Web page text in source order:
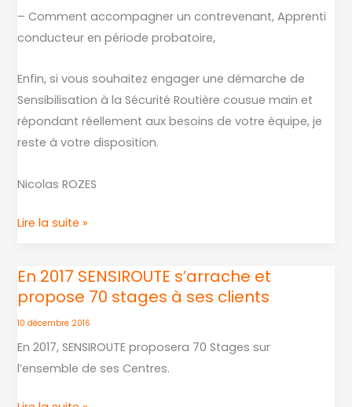
– Comment accompagner un contrevenant, Apprenti
conducteur en période probatoire,
Enfin, si vous souhaitez engager une démarche de
Sensibilisation à la Sécurité Routière cousue main et
répondant réellement aux besoins de votre équipe, je
reste à votre disposition.
Nicolas ROZES
Lire la suite »
En 2017 SENSIROUTE s’arrache et
propose 70 stages à ses clients
10 décembre 2016
En 2017, SENSIROUTE proposera 70 Stages sur
l’ensemble de ses Centres.
En
2017
SENSIROUTE
s’arrache
et
70